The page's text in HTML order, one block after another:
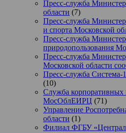
Пресс-служба
области (7)
Пресс-служба
и спорта Московской
Пресс-служба
природопользования
Пресс-служба
Московской области
Пресс-служба Система-
(10)
Служба
МосОблЕИРЦ (71)
Управление
области (1)
Филиал ФГБУ